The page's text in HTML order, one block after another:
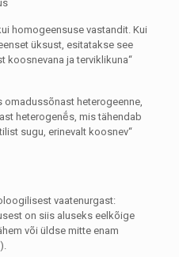
homogeensuse vastandit. Kui
üksust, esitatakse see
koosnevana ja terviklikuna“
omadussõnast heterogeenne,
heterogenḗs, mis tähendab
sugu, erinevalt koosnev“
vaatenurgast:
on siis aluseks eelkõige
või üldse mitte enam